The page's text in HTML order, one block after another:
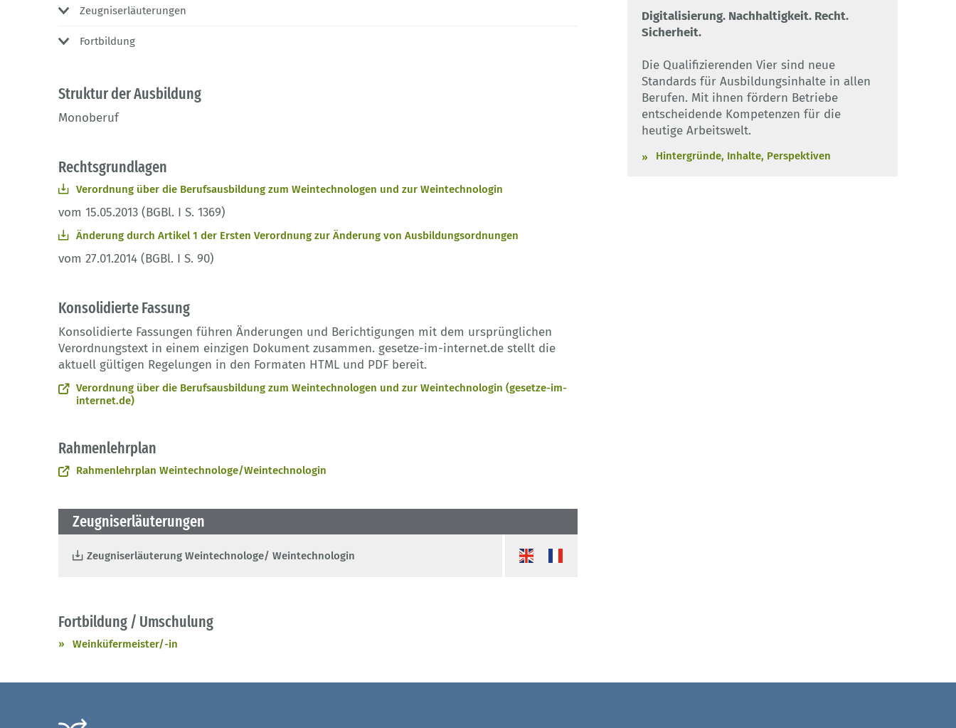
Zeugniserläuterungen
Fortbildung
Struktur der Ausbildung
Monoberuf
Rechtsgrundlagen
Verordnung über die Berufsausbildung zum Weintechnologen und zur Weintechnologin
vom 15.05.2013 (BGBl. I S. 1369)
Änderung durch Artikel 1 der Ersten Verordnung zur Änderung von Ausbildungsordnungen
vom 27.01.2014 (BGBl. I S. 90)
Konsolidierte Fassung
Konsolidierte Fassungen führen Änderungen und Berichtigungen mit dem ursprünglichen
Verordnungstext in einem einzigen Dokument zusammen. gesetze-im-internet.de stellt die
aktuell gültigen Regelungen in den Formaten HTML und PDF bereit.
Verordnung über die Berufsausbildung zum Weintechnologen und zur Weintechnologin (gesetze-im-
internet.de)
Rahmenlehrplan
Rahmenlehrplan Weintechnologe/Weintechnologin
Zeugniserläuterungen
Zeugniserläuterung Weintechnologe/ Weintechnologin
Fortbildung / Umschulung
Weinküfermeister/-in
Digitalisierung. Nachhaltigkeit. Recht.
Sicherheit.
Die Qualifizierenden Vier sind neue
Standards für Ausbildungsinhalte in allen
Berufen. Mit ihnen fördern Betriebe
entscheidende Kompetenzen für die
heutige Arbeitswelt.
Hintergründe, Inhalte, Perspektiven